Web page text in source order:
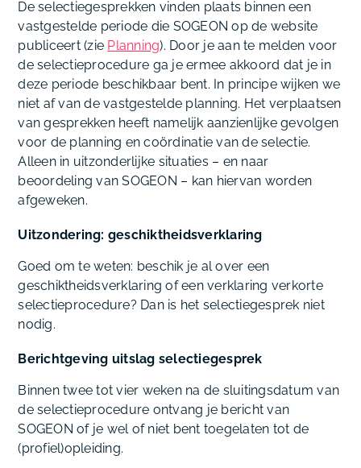
De selectiegesprekken vinden plaats binnen een
vastgestelde periode die SOGEON op de website
publiceert (zie Planning). Door je aan te melden voor
de selectieprocedure ga je ermee akkoord dat je in
deze periode beschikbaar bent. In principe wijken we
niet af van de vastgestelde planning. Het verplaatsen
van gesprekken heeft namelijk aanzienlijke gevolgen
voor de planning en coördinatie van de selectie.
Alleen in uitzonderlijke situaties – en naar
beoordeling van SOGEON – kan hiervan worden
afgeweken.
Uitzondering: geschiktheidsverklaring
Goed om te weten: beschik je al over een
geschiktheidsverklaring of een verklaring verkorte
selectieprocedure? Dan is het selectiegesprek niet
nodig.
Berichtgeving uitslag selectiegesprek
Binnen twee tot vier weken na de sluitingsdatum van
de selectieprocedure ontvang je bericht van
SOGEON of je wel of niet bent toegelaten tot de
(profiel)opleiding.